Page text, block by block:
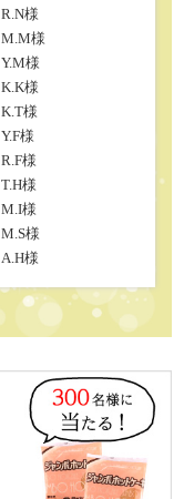
R.N様
M.M様
Y.M様
K.K様
K.T様
Y.F様
R.F様
T.H様
M.I様
M.S様
A.H様